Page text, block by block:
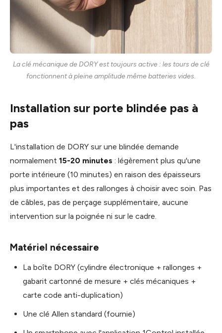
La clé mécanique de DORY est toujours active : les tours de clé
fonctionnent à pleine amplitude même batteries vides.
Installation sur porte blindée pas à
pas
L'installation de DORY sur une blindée demande
normalement 15-20 minutes : légèrement plus qu'une
porte intérieure (10 minutes) en raison des épaisseurs
plus importantes et des rallonges à choisir avec soin. Pas
de câbles, pas de perçage supplémentaire, aucune
intervention sur la poignée ni sur le cadre.
Matériel nécessaire
La boîte DORY (cylindre électronique + rallonges +
gabarit cartonné de mesure + clés mécaniques +
carte code anti-duplication)
Une clé Allen standard (fournie)